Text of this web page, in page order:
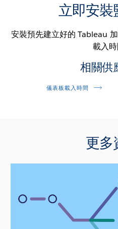
立即安裝
安裝預先建立好的 Tableau
載入時
相關供
儀表板載入時間
更多